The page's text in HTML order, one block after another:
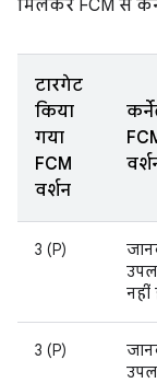
मिलकर FCM से
टारगेट
किया
गया
FCM
वर्शन
3 (P)
नहीं
3 (P)